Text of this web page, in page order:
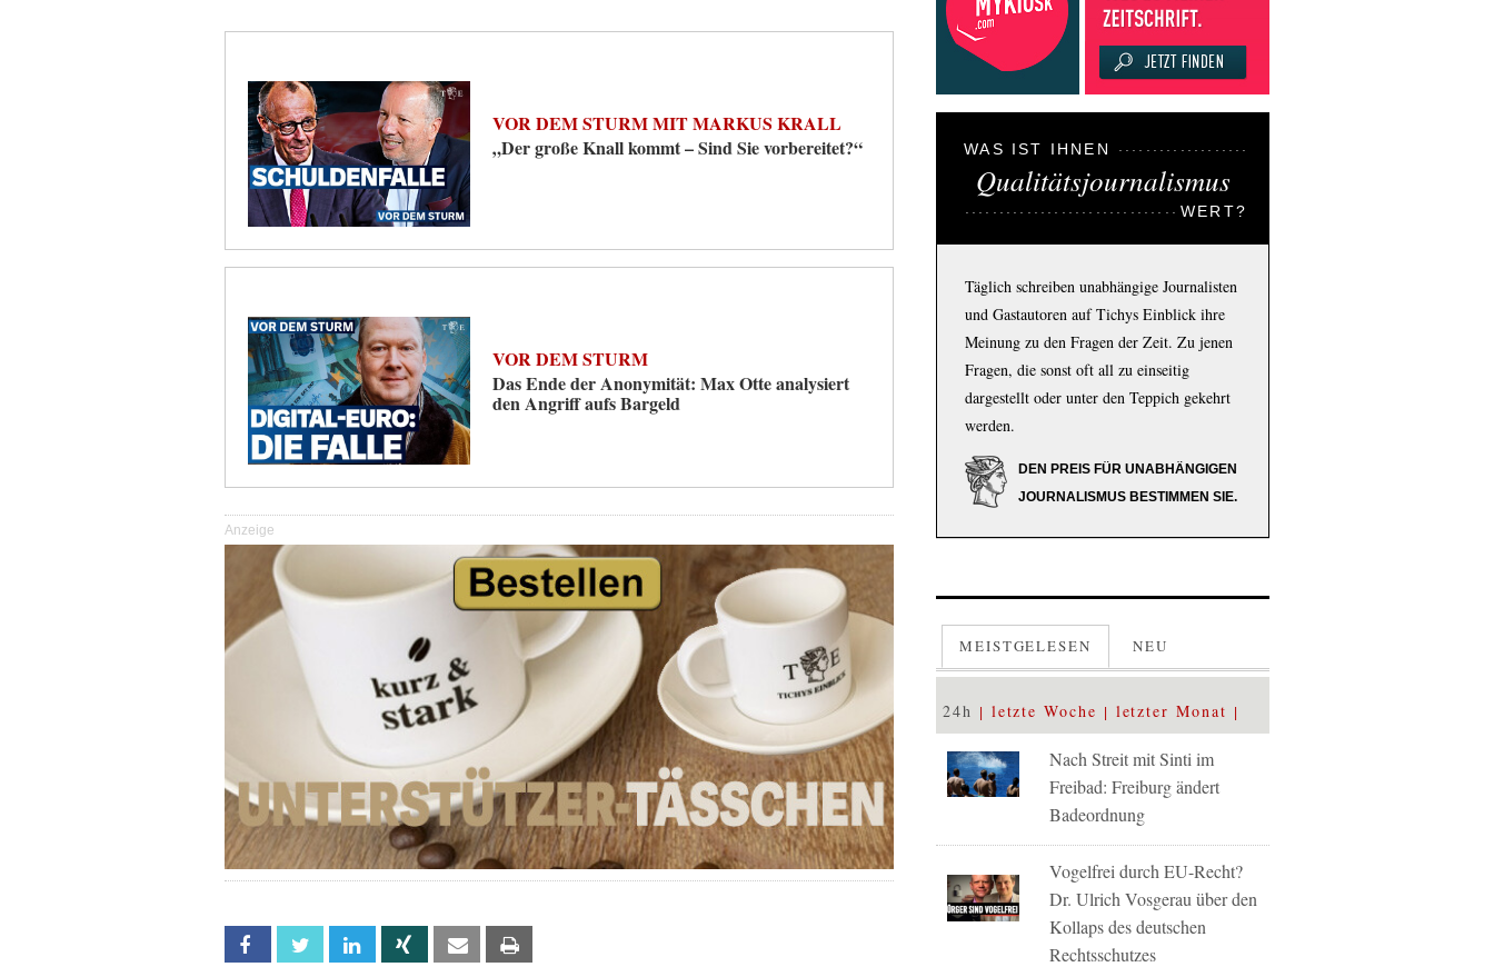
VOR DEM STURM MIT MARKUS KRALL
„Der große Knall kommt – Sind Sie vorbereitet?“
VOR DEM STURM
Das Ende der Anonymität: Max Otte analysiert
den Angriff aufs Bargeld
Anzeige
Facebook Twitter Linkedin Xing Email
WAS IST IHNEN
Qualitätsjournalismus
WERT?
Täglich schreiben unabhängige Journalisten
und Gastautoren auf Tichys Einblick ihre
Meinung zu den Fragen der Zeit. Zu jenen
Fragen, die sonst oft all zu einseitig
dargestellt oder unter den Teppich gekehrt
werden.
DEN PREIS FÜR UNABHÄNGIGEN
JOURNALISMUS BESTIMMEN SIE.
MEISTGELESEN NEU
24h letzte Woche letzter Monat
Nach Streit mit Sinti im
Freibad: Freiburg ändert
Badeordnung
Vogelfrei durch EU-Recht?
Dr. Ulrich Vosgerau über den
Kollaps des deutschen
Rechtsschutzes